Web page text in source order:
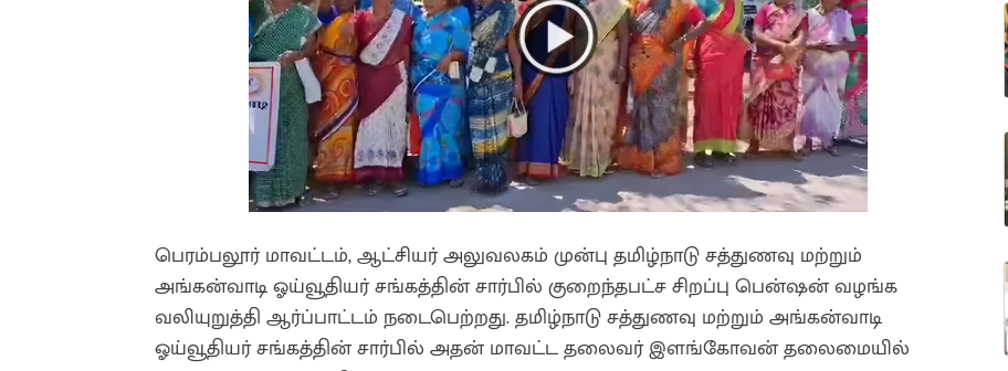
பெரம்பலூர் மாவட்டம், ஆட்சியர் அலுவலகம் முன்பு தமிழ்நாடு சத்துணவு மற்றும்
அங்கன்வாடி ஓய்வூதியர் சங்கத்தின் சார்பில் குறைந்தபட்ச சிறப்பு பென்ஷன் வழங்க
வலியுறுத்தி ஆர்ப்பாட்டம் நடைபெற்றது. தமிழ்நாடு சத்துணவு மற்றும் அங்கன்வாடி
ஓய்வூதியர் சங்கத்தின் சார்பில் அதன் மாவட்ட தலைவர் இளங்கோவன் தலைமையில்